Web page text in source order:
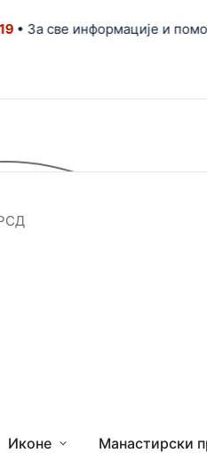
све информације и помоћ
Иконе Манастирски